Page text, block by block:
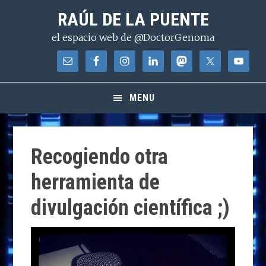
contenido
RAÚL DE LA PUENTE
el espacio web de @DoctorGenoma
MENU
Recogiendo otra
herramienta de
divulgación científica ;)